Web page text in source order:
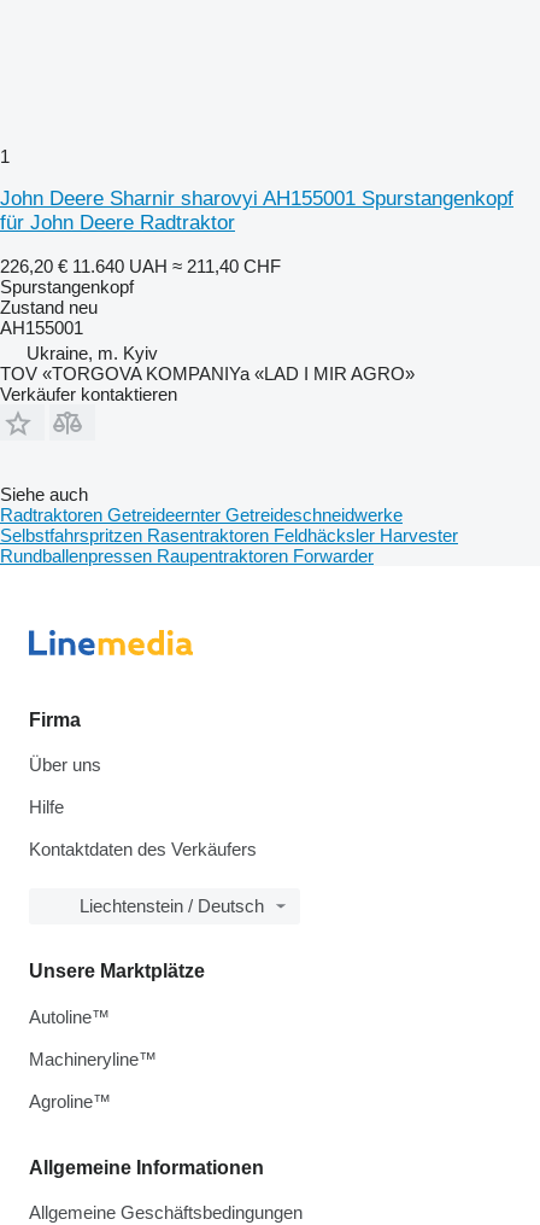
1
John Deere Sharnir sharovyi AH155001 Spurstangenkopf
für John Deere Radtraktor
226,20 € 11.640 UAH ≈ 211,40 CHF
Spurstangenkopf
Zustand neu
AH155001
Ukraine, m. Kyiv
TOV «TORGOVA KOMPANIYa «LAD I MIR AGRO»
Verkäufer kontaktieren
Siehe auch
Radtraktoren Getreideernter Getreideschneidwerke
Selbstfahrspritzen Rasentraktoren Feldhäcksler Harvester
Rundballenpressen Raupentraktoren Forwarder
Firma
Über uns
Hilfe
Kontaktdaten des Verkäufers
Liechtenstein / Deutsch
Allgemeine Informationen
Allgemeine Geschäftsbedingungen
Unsere Marktplätze
Autoline™
Machineryline™
Agroline™